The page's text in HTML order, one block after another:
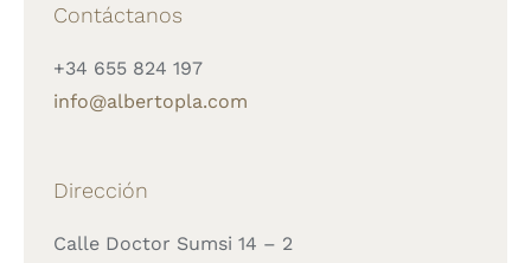
Contáctanos
+34 655 824 197
info@albertopla.com
Dirección
Calle Doctor Sumsi 14 – 2